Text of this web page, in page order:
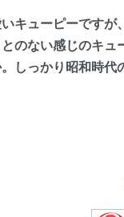
キューピーですが
のない感じのキ
。しっかり昭和時